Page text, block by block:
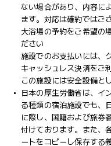
ない場合があり、内容に
ます。対応は確約ではご
大浴場の予約をご希望の
ださい
施設でのお支払いには、
キャッシュレス決済をご
この施設には安全設備と
日本の厚生労働省は、イ
る種類の宿泊施設でも、
に際し、国籍および旅券
付け​ております。また、
ートをコピーし保存する